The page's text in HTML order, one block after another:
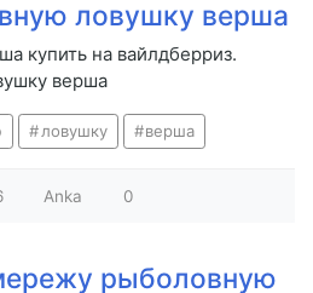
ловушку верша
купить на вайлдберриз.
верша
ловушку верша
Anka 0
рыболовную